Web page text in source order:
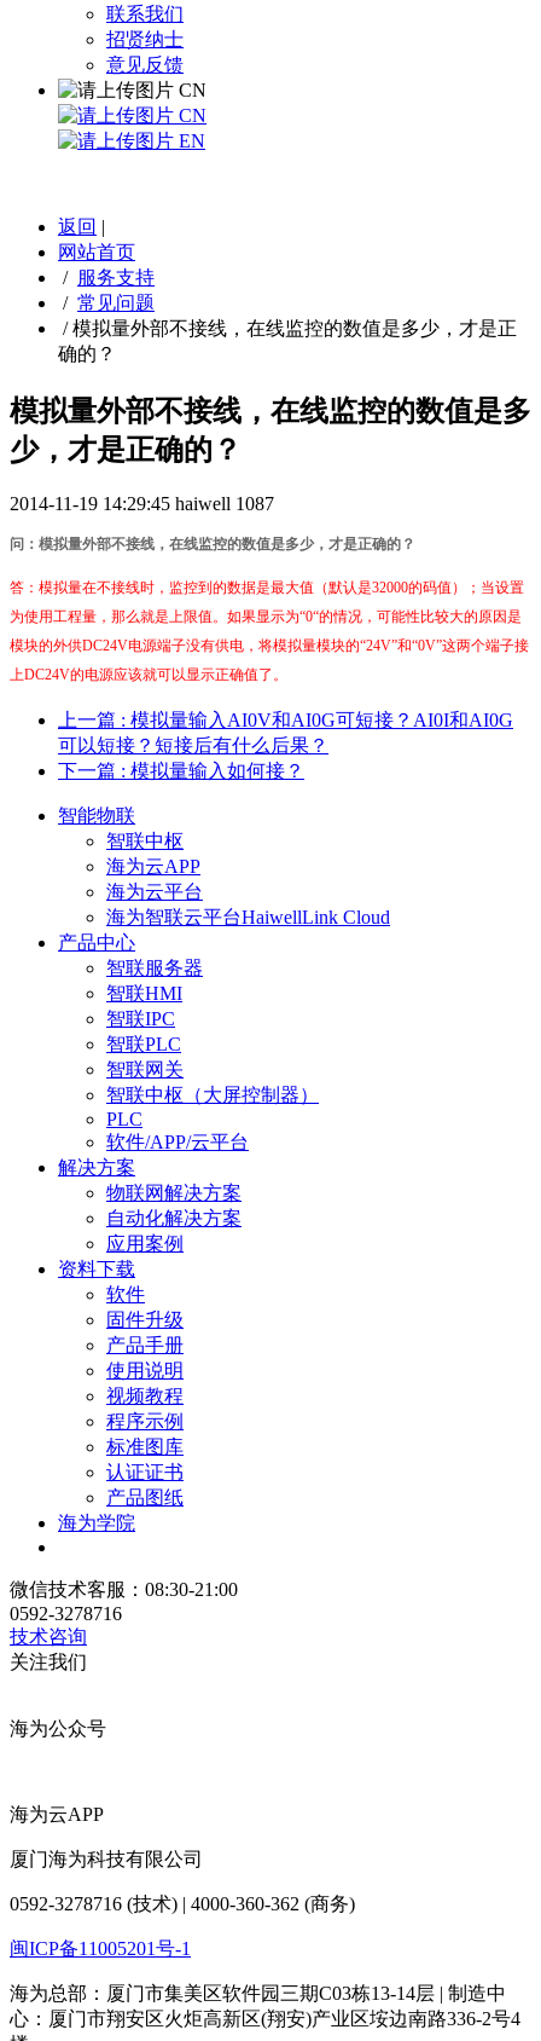
联系我们
招贤纳士
意见反馈
CN
CN
EN
返回 |
网站首页
/ 服务支持
/ 常见问题
/模拟量外部不接线，在线监控的数值是多少，才是正
确的？
模拟量外部不接线，在线监控的数值是多
少，才是正确的？
2014-11-19 14:29:45 haiwell 1087
问：模拟量外部不接线，在线监控的数值是多少，才是正确的？
答：模拟量在不接线时，监控到的数据是最大值（默认是32000的码值）；当设置
为使用工程量，那么就是上限值。如果显示为“0“的情况，可能性比较大的原因是
模块的外供DC24V电源端子没有供电，将模拟量模块的“24V”和“0V”这两个端子接
上DC24V的电源应该就可以显示正确值了。
上一篇 : 模拟量输入AI0V和AI0G可短接？AI0I和AI0G
可以短接？短接后有什么后果？
下一篇 : 模拟量输入如何接？
智能物联
智联中枢
海为云APP
海为云平台
海为智联云平台HaiwellLink Cloud
产品中心
智联服务器
智联HMI
智联IPC
智联PLC
智联网关
智联中枢（大屏控制器）
PLC
软件/APP/云平台
解决方案
物联网解决方案
自动化解决方案
应用案例
资料下载
软件
固件升级
产品手册
使用说明
视频教程
程序示例
标准图库
认证证书
产品图纸
海为学院
微信技术客服：08:30-21:00
0592-3278716
技术咨询
关注我们
海为公众号
海为云APP
厦门海为科技有限公司
0592-3278716 (技术) | 4000-360-362 (商务)
闽ICP备11005201号-1
海为总部：厦门市集美区软件园三期C03栋13-14层 | 制造中
心：厦门市翔安区火炬高新区(翔安)产业区垵边南路336-2号4